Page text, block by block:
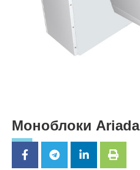
Моноблоки Ariada